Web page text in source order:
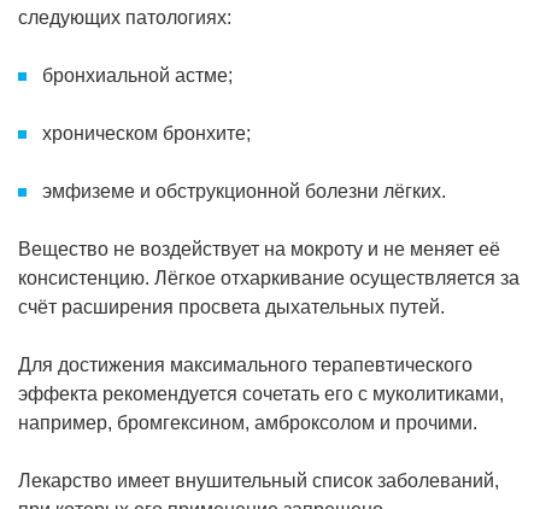
следующих патологиях:
бронхиальной астме;
хроническом бронхите;
эмфиземе и обструкционной болезни лёгких.
Вещество не воздействует на мокроту и не меняет её
консистенцию. Лёгкое отхаркивание осуществляется за
счёт расширения просвета дыхательных путей.
Для достижения максимального терапевтического
эффекта рекомендуется сочетать его с муколитиками,
например, бромгексином, амброксолом и прочими.
Лекарство имеет внушительный список заболеваний,